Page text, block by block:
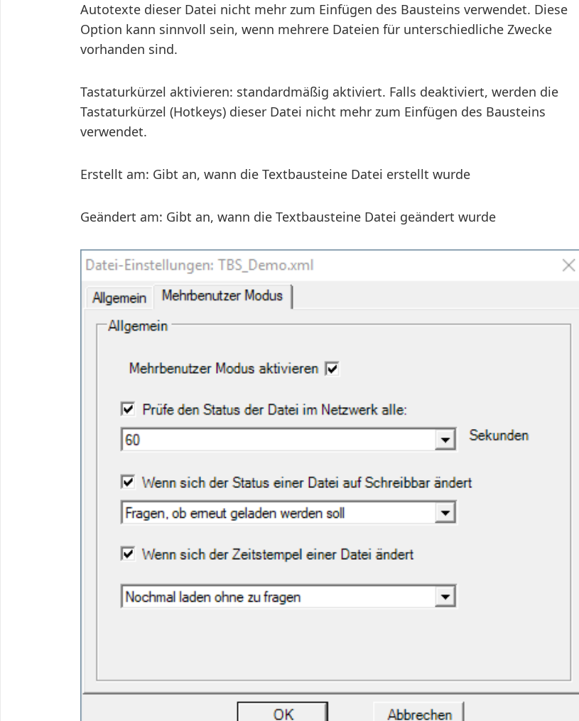
Autotexte dieser Datei nicht mehr zum Einfügen des Bausteins verwendet. Diese
Option kann sinnvoll sein, wenn mehrere Dateien für unterschiedliche Zwecke
vorhanden sind.
Tastaturkürzel aktivieren: standardmäßig aktiviert. Falls deaktiviert, werden die
Tastaturkürzel (Hotkeys) dieser Datei nicht mehr zum Einfügen des Bausteins
verwendet.
Erstellt am: Gibt an, wann die Textbausteine Datei erstellt wurde
Geändert am: Gibt an, wann die Textbausteine Datei geändert wurde